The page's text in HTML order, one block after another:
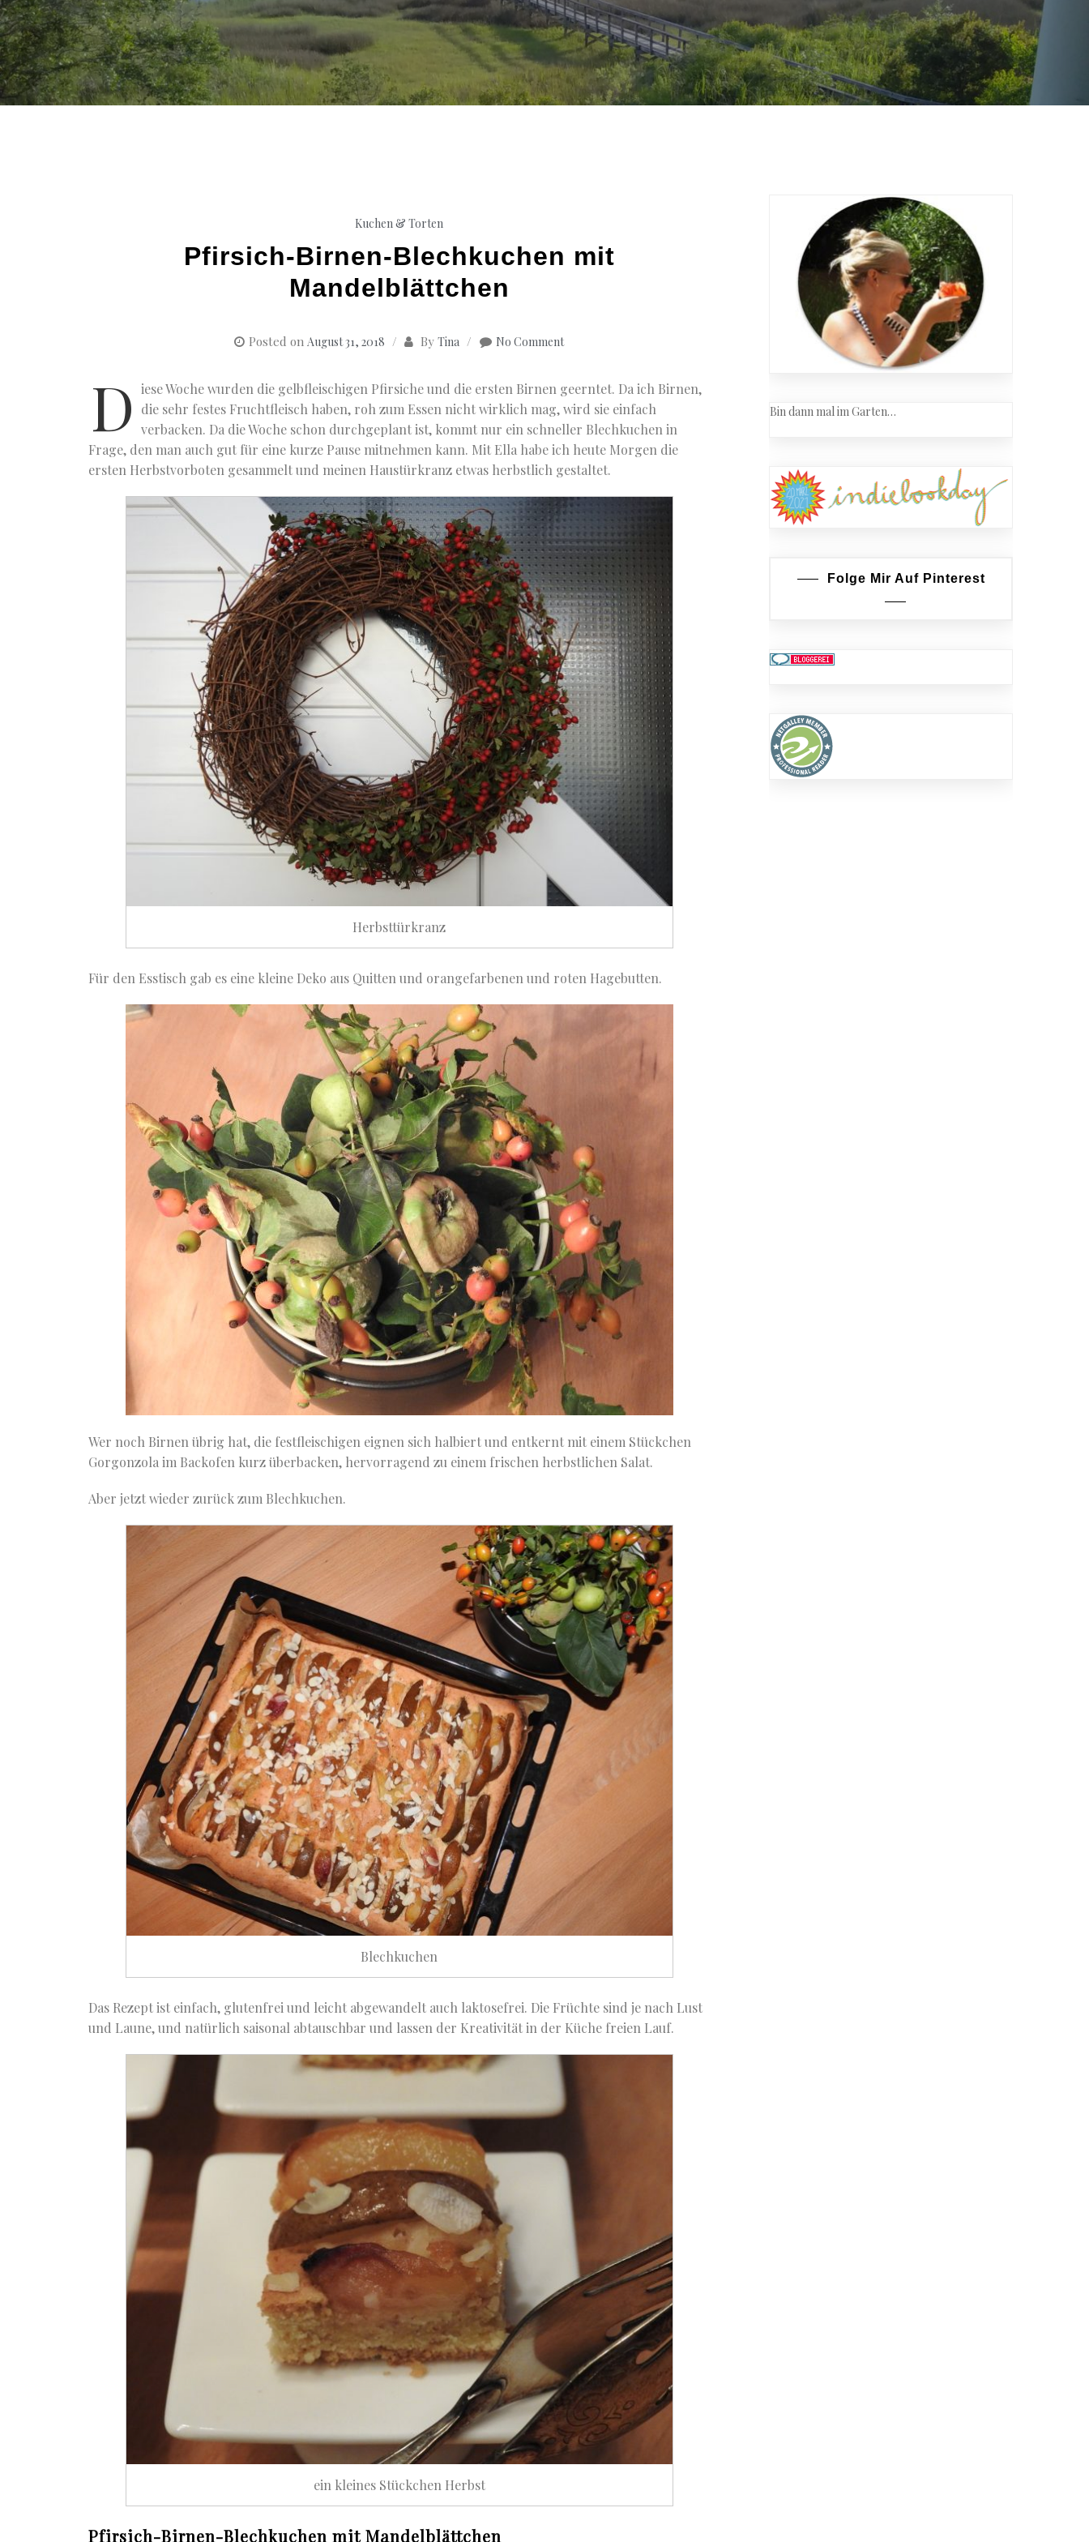
Kuchen & Torten
Pfirsich-Birnen-Blechkuchen mit
Mandelblättchen
Posted on August 31, 2018 By Tina No Comment
D iese Woche wurden die gelbfleischigen Pfirsiche und die ersten Birnen geerntet. Da ich Birnen,
die sehr festes Fruchtfleisch haben, roh zum Essen nicht wirklich mag, wird sie einfach
verbacken. Da die Woche schon durchgeplant ist, kommt nur ein schneller Blechkuchen in
Frage, den man auch gut für eine kurze Pause mitnehmen kann. Mit Ella habe ich heute Morgen die
ersten Herbstvorboten gesammelt und meinen Haustürkranz etwas herbstlich gestaltet.
Herbsttürkranz
Für den Esstisch gab es eine kleine Deko aus Quitten und orangefarbenen und roten Hagebutten.
Wer noch Birnen übrig hat, die festfleischigen eignen sich halbiert und entkernt mit einem Stückchen
Gorgonzola im Backofen kurz überbacken, hervorragend zu einem frischen herbstlichen Salat.
Aber jetzt wieder zurück zum Blechkuchen.
Blechkuchen
Das Rezept ist einfach, glutenfrei und leicht abgewandelt auch laktosefrei. Die Früchte sind je nach Lust
und Laune, und natürlich saisonal abtauschbar und lassen der Kreativität in der Küche freien Lauf.
ein kleines Stückchen Herbst
Pfirsich-Birnen-Blechkuchen mit Mandelblättchen
Bin dann mal im Garten…
Folge Mir Auf Pinterest